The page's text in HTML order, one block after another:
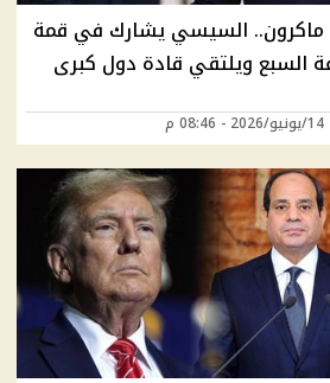
ماكرون.. السيسي يشارك في قمة
السبع ويلتقي قادة دول كبرى